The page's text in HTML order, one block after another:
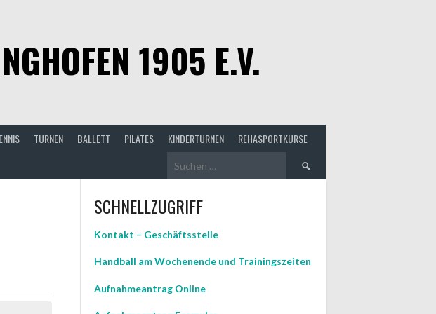
1905 E.V.
TURNEN BALLETT PILATES KINDERTURNEN
REHASPORTKURSE
Suchen
SCHNELLZUGRIFF
Kontakt – Geschäftsstelle
Handball am Wochenende und Trainingszeiten
Aufnahmeantrag Online